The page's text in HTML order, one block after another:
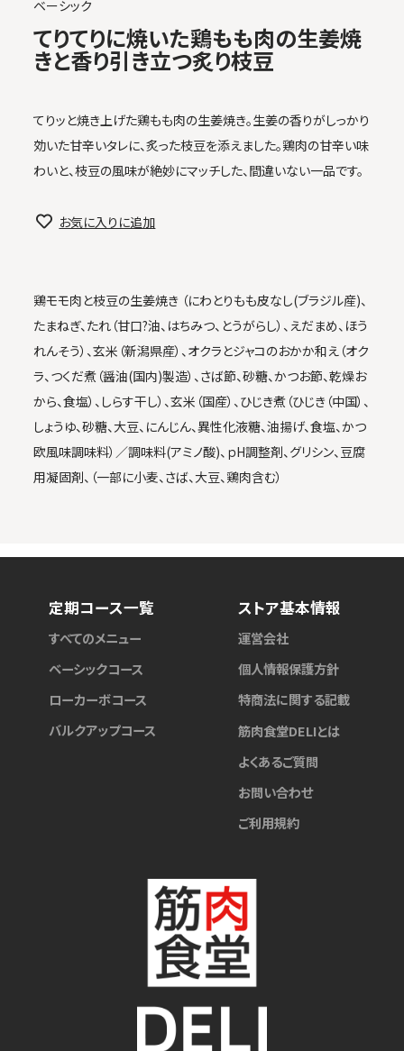
ベーシック
てりてりに焼いた鶏もも肉の生姜焼
きと香り引き立つ炙り枝豆
てりッと焼き上げた鶏もも肉の生姜焼き。生姜の香りがしっかり
効いた甘辛いタレに、炙った枝豆を添えました。鶏肉の甘辛い味
わいと、枝豆の風味が絶妙にマッチした、間違いない一品です。
お気に入りに追加
鶏モモ肉と枝豆の生姜焼き （にわとりもも皮なし(ブラジル産)、
たまねぎ、たれ（甘口?油、はちみつ、とうがらし）、えだまめ、ほう
れんそう）、玄米（新潟県産）、オクラとジャコのおかか和え（オク
ラ、つくだ煮（醤油(国内)製造）、さば節、砂糖、かつお節、乾燥お
から、食塩）、しらす干し）、玄米（国産）、ひじき煮（ひじき（中国）、
しょうゆ、砂糖、大豆、にんじん、異性化液糖、油揚げ、食塩、かつ
欧風味調味料）／調味料(アミノ酸)、ｐH調整剤、グリシン、豆腐
用凝固剤、（一部に小麦、さば、大豆、鶏肉含む）
定期コース一覧
すべてのメニュー
ベーシックコース
ローカーボコース
バルクアップコース
ストア基本情報
運営会社
個人情報保護方針
特商法に関する記載
筋肉食堂DELIとは
よくあるご質問
お問い合わせ
ご利用規約